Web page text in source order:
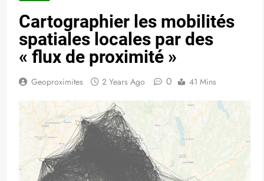
Cartographier les mobilités
spatiales locales par des
« flux de proximité »
Geoproximites 2 Years Ago 0 41 Mins